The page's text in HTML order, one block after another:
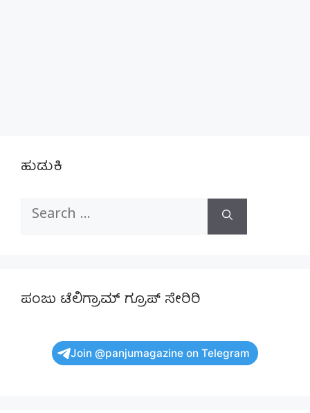
ಹುಡುಕಿ
Search
ಪಂಜು ಟೆಲಿಗ್ರಾಮ್ ಗ್ರೂಪ್ ಸೇರಿರಿ
Join @panjumagazine on Telegram